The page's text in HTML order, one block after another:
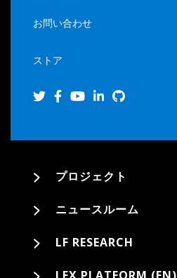
お問い合わせ
ストア
プロジェクト
ニュースルーム
LF RESEARCH